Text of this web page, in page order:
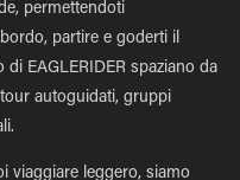
permettendoti
partire e goderti il
EAGLERIDER spaziano da
autoguidati, gruppi
viaggiare leggero, siamo